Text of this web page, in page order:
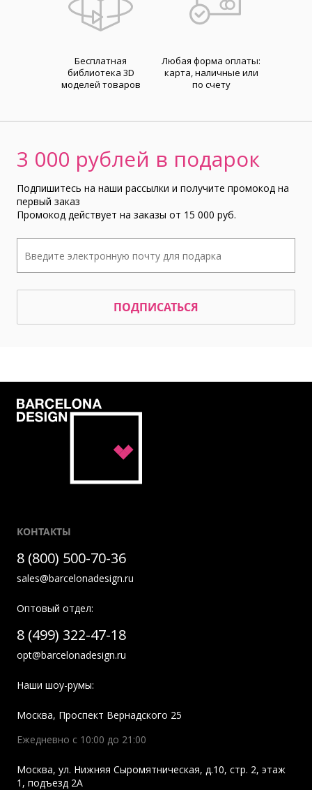
Бесплатная
библиотека 3D
моделей товаров
Любая форма оплаты:
карта, наличные или
по счету
3 000 рублей в подарок
Подпишитесь на наши рассылки и получите промокод на
первый заказ
Промокод действует на заказы от 15 000 руб.
ПОДПИСАТЬСЯ
КОНТАКТЫ
8 (800) 500-70-36
sales@barcelonadesign.ru
Оптовый отдел:
8 (499) 322-47-18
opt@barcelonadesign.ru
Наши шоу-румы:
Москва, Проспект Вернадского 25
Ежедневно с 10:00 до 21:00
Москва, ул. Нижняя Сыромятническая, д.10, стр. 2, этаж
1, подъезд 2A